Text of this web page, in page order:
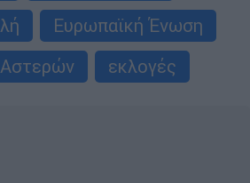
Ευρωπαϊκή Ένωση
εκλογές